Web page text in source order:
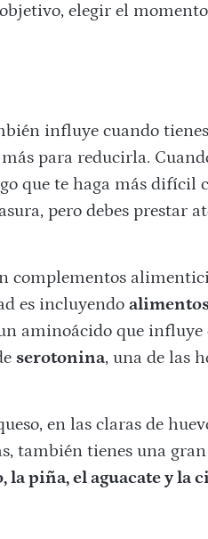
elegir el
influye cuando
para reducirla.
que te haga más difícil
pero debes prestar
complementos
es incluyendo
aminoácido que influye
serotonina, una de las
en las claras de
también tienes una
la piña, el aguacate y la